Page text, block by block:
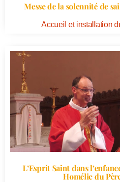
Messe de la solennité de
Accueil et installation
L’Esprit Saint dans
Homélie du